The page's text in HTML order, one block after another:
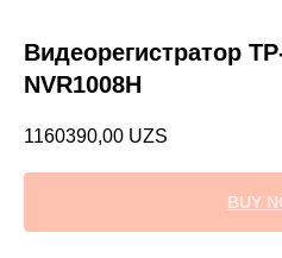
Видеорегистратор
NVR1008H
1160390,00 UZS
BUY